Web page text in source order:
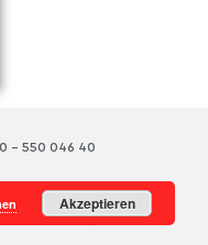
– 550 046 40
Akzeptieren